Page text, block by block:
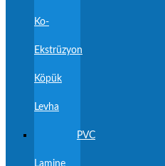
Ko-
Ekstrüzyon
Köpük
Levha
PVC
Lamine